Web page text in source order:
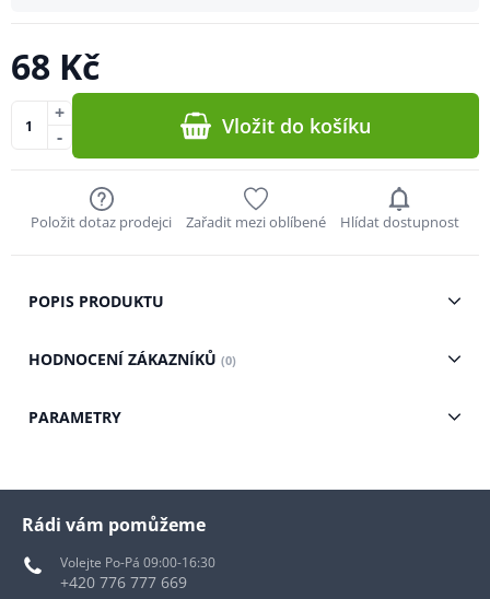
68 Kč
-
+ Vložit do košíku
Položit dotaz prodejci Zařadit mezi oblíbené Hlídat dostupnost
POPIS PRODUKTU
HODNOCENÍ ZÁKAZNÍKŮ (0)
PARAMETRY
Rádi vám pomůžeme
Volejte Po-Pá 09:00-16:30
+420 776 777 669